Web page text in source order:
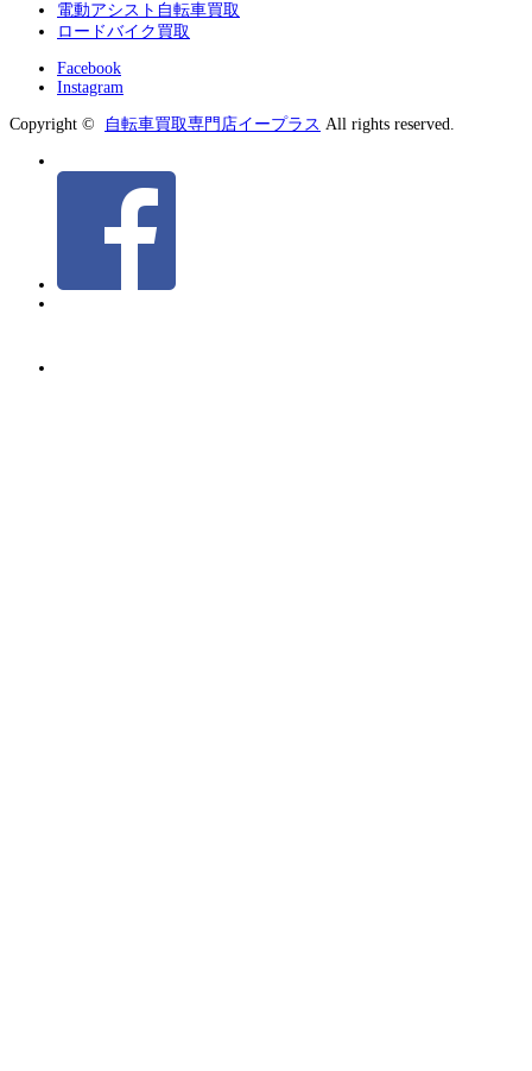
電動アシスト自転車買取
ロードバイク買取
Facebook
Instagram
Copyright © 自転車買取専門店イープラス All rights reserved.